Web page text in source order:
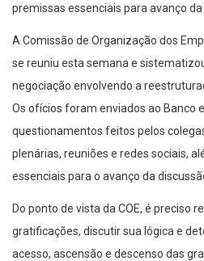
premissas essenciais para avanço
A Comissão de Organização dos
se reuniu esta semana e
negociação envolvendo a
Os ofícios foram enviados ao Banco
questionamentos feitos pelos
plenárias, reuniões e redes sociais,
essenciais para o avanço da
Do ponto de vista da COE, é preciso
gratificações, discutir sua lógica e
acesso, ascensão e descenso das